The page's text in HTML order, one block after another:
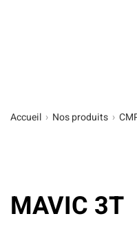
Accueil › Nos produits ›
MAVIC 3T